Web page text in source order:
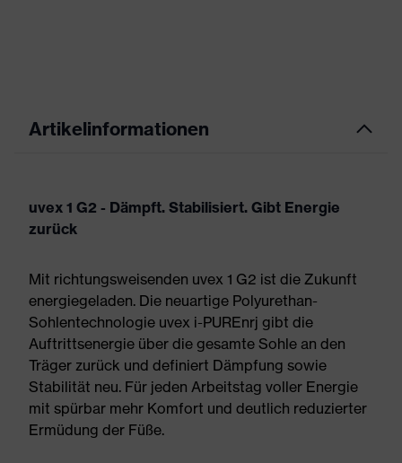
Artikelinformationen
uvex 1 G2 - Dämpft. Stabilisiert. Gibt Energie
zurück
Mit richtungsweisenden uvex 1 G2 ist die Zukunft
energiegeladen. Die neuartige Polyurethan-
Sohlentechnologie uvex i-PUREnrj gibt die
Auftrittsenergie über die gesamte Sohle an den
Träger zurück und definiert Dämpfung sowie
Stabilität neu. Für jeden Arbeitstag voller Energie
mit spürbar mehr Komfort und deutlich reduzierter
Ermüdung der Füße.